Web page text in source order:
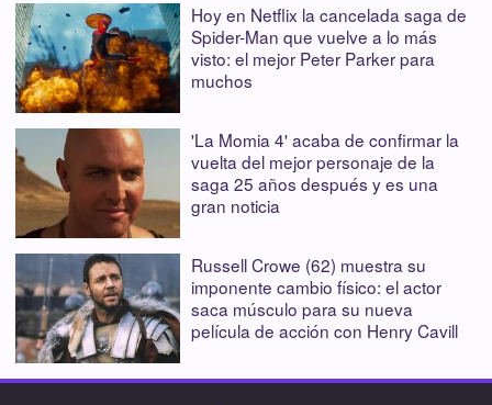
Hoy en Netflix la cancelada saga de
Spider-Man que vuelve a lo más
visto: el mejor Peter Parker para
muchos
'La Momia 4' acaba de confirmar la
vuelta del mejor personaje de la
saga 25 años después y es una
gran noticia
Russell Crowe (62) muestra su
imponente cambio físico: el actor
saca músculo para su nueva
película de acción con Henry Cavill